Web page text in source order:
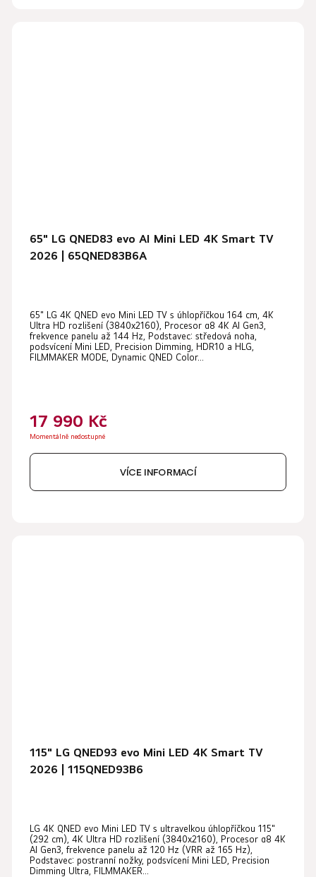
65" LG QNED83 evo AI Mini LED 4K Smart TV
2026 | 65QNED83B6A
65" LG 4K QNED evo Mini LED TV s úhlopříčkou 164 cm, 4K
Ultra HD rozlišení (3840x2160), Procesor α8 4K AI Gen3,
frekvence panelu až 144 Hz, Podstavec: středová noha,
podsvícení Mini LED, Precision Dimming, HDR10 a HLG,
FILMMAKER MODE, Dynamic QNED Color...
17 990 Kč
Momentálně nedostupné
VÍCE INFORMACÍ
115" LG QNED93 evo Mini LED 4K Smart TV
2026 | 115QNED93B6
LG 4K QNED evo Mini LED TV s ultravelkou úhlopříčkou 115"
(292 cm), 4K Ultra HD rozlišení (3840x2160), Procesor α8 4K
AI Gen3, frekvence panelu až 120 Hz (VRR až 165 Hz),
Podstavec: postranní nožky, podsvícení Mini LED, Precision
Dimming Ultra, FILMMAKER...